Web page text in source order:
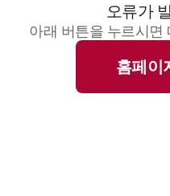
오류가
아래 버튼을 누르시면
홈페이